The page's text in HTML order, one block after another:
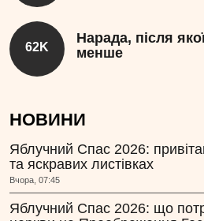
62K
Нарада, після
менше
НОВИНИ
Яблучний Спас 2026:
та яскравих листівках
Вчора, 07:45
Яблучний Спас 2026: що